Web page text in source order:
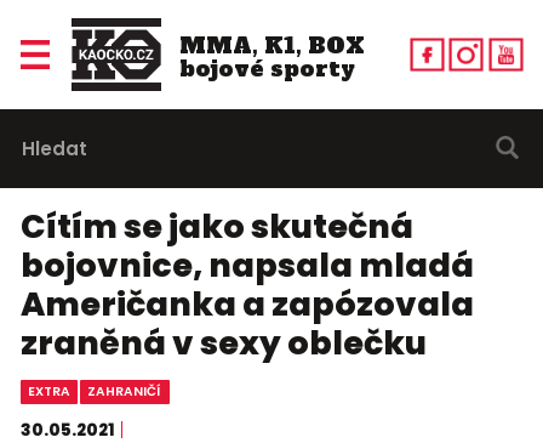
MMA, K1, BOX
bojové sporty
Cítím se jako skutečná
bojovnice, napsala mladá
Američanka a zapózovala
zraněná v sexy oblečku
EXTRA ZAHRANIČÍ
30.05.2021